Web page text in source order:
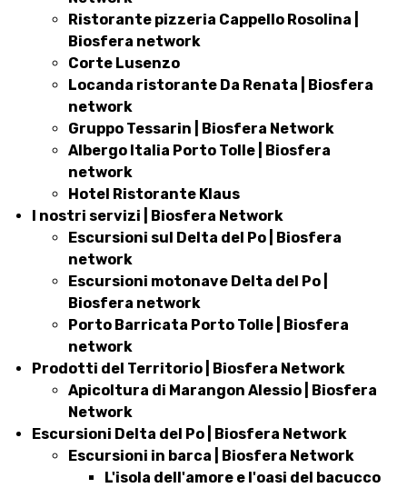
Ristorante pizzeria Cappello Rosolina |
Biosfera network
Corte Lusenzo
Locanda ristorante Da Renata | Biosfera
network
Gruppo Tessarin | Biosfera Network
Albergo Italia Porto Tolle | Biosfera
network
Hotel Ristorante Klaus
I nostri servizi | Biosfera Network
Escursioni sul Delta del Po | Biosfera
network
Escursioni motonave Delta del Po |
Biosfera network
Porto Barricata Porto Tolle | Biosfera
network
Prodotti del Territorio | Biosfera Network
Apicoltura di Marangon Alessio | Biosfera
Network
Escursioni Delta del Po | Biosfera Network
Escursioni in barca | Biosfera Network
L'isola dell'amore e l'oasi del bacucco